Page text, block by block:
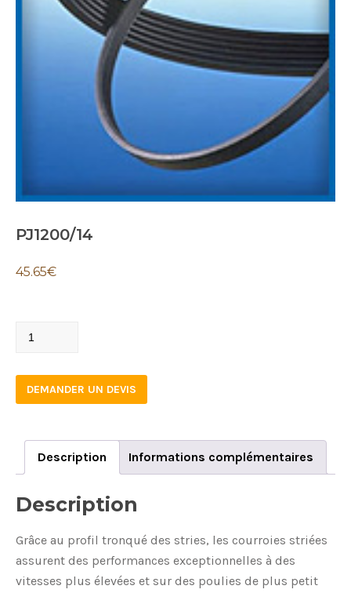
PJ1200/14
45.65€
PJ1200/14
DEMANDER UN DEVIS
Description Informations complémentaires
Description
Grâce au profil tronqué des stries, les courroies striées
assurent des performances exceptionnelles à des
vitesses plus élevées et sur des poulies de plus petit